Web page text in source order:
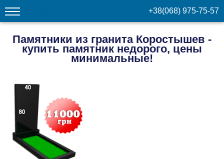
Памятники из гранита Коростышев -
купить памятник недорого, цены
минимальные!
+38(068) 975-75-57